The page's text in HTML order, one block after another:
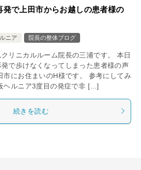
発で上田市からお越しの患者様の
ニア 院長の整体ブログ
リニカルルーム院長の三浦です。 本日
で歩けなくなってしまった患者様の声
市にお住まいのH様です。 参考にしてみ
ヘルニア3度目の発症で非 […]
続きを読む